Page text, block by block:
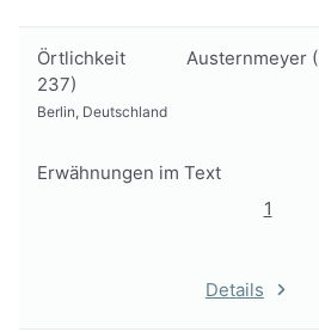
Örtlichkeit
Austernmeyer
237)
Berlin, Deutschland
Erwähnungen im Text
1
Details